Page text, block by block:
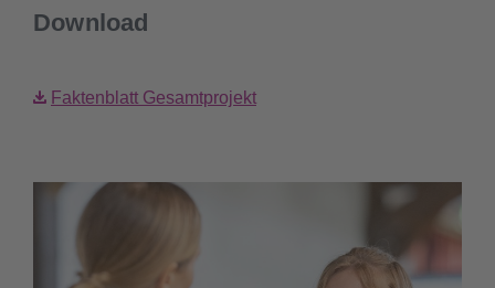
Download
Faktenblatt Gesamtprojekt